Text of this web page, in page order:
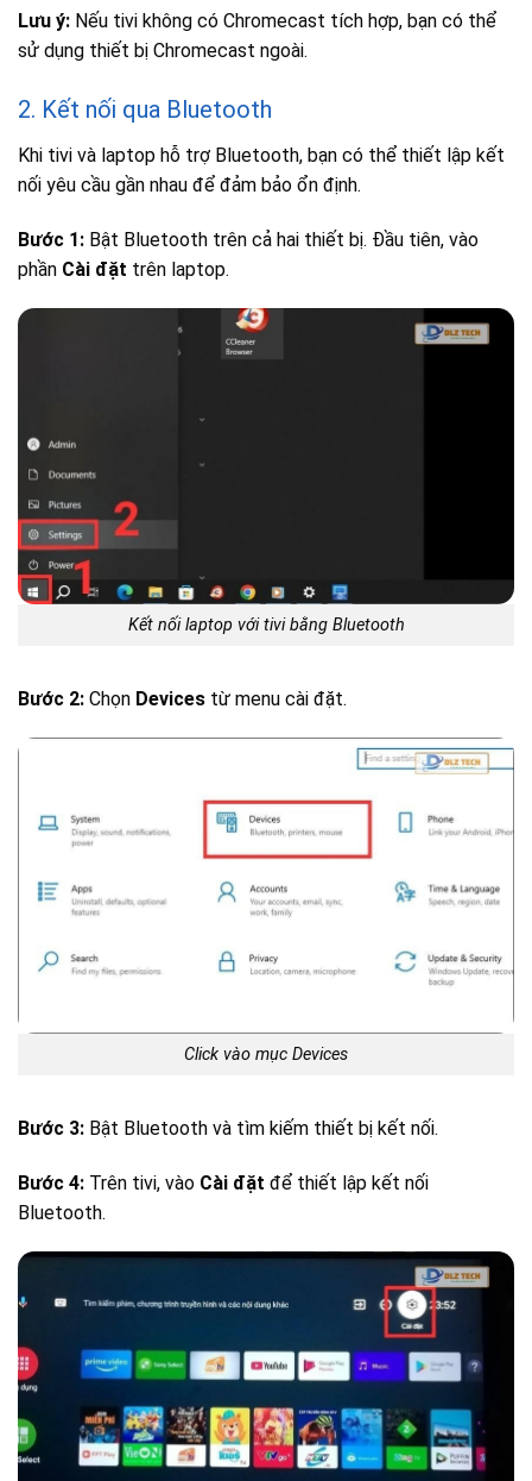
Lưu ý: Nếu tivi không có Chromecast tích hợp, bạn có thể
sử dụng thiết bị Chromecast ngoài.
2. Kết nối qua Bluetooth
Khi tivi và laptop hỗ trợ Bluetooth, bạn có thể thiết lập kết
nối yêu cầu gần nhau để đảm bảo ổn định.
Bước 1: Bật Bluetooth trên cả hai thiết bị. Đầu tiên, vào
phần Cài đặt trên laptop.
Kết nối laptop với tivi bằng Bluetooth
Bước 2: Chọn Devices từ menu cài đặt.
Click vào mục Devices
Bước 3: Bật Bluetooth và tìm kiếm thiết bị kết nối.
Bước 4: Trên tivi, vào Cài đặt để thiết lập kết nối
Bluetooth.